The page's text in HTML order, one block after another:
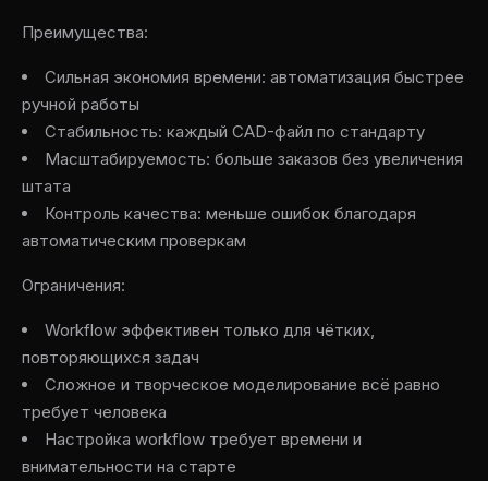
Преимущества:
Сильная экономия времени: автоматизация быстрее
ручной работы
Стабильность: каждый CAD-файл по стандарту
Масштабируемость: больше заказов без увеличения
штата
Контроль качества: меньше ошибок благодаря
автоматическим проверкам
Ограничения:
Workflow эффективен только для чётких,
повторяющихся задач
Сложное и творческое моделирование всё равно
требует человека
Настройка workflow требует времени и
внимательности на старте